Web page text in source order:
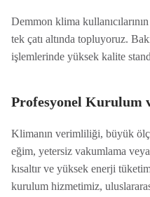
Demmon klima
tek çatı altında topluyoruz.
işlemlerinde yüksek kalite
Profesyonel Kurulum
Klimanın verimliliği, büyük
eğim, yetersiz vakumlama
kısaltır ve yüksek enerji
kurulum hizmetimiz,